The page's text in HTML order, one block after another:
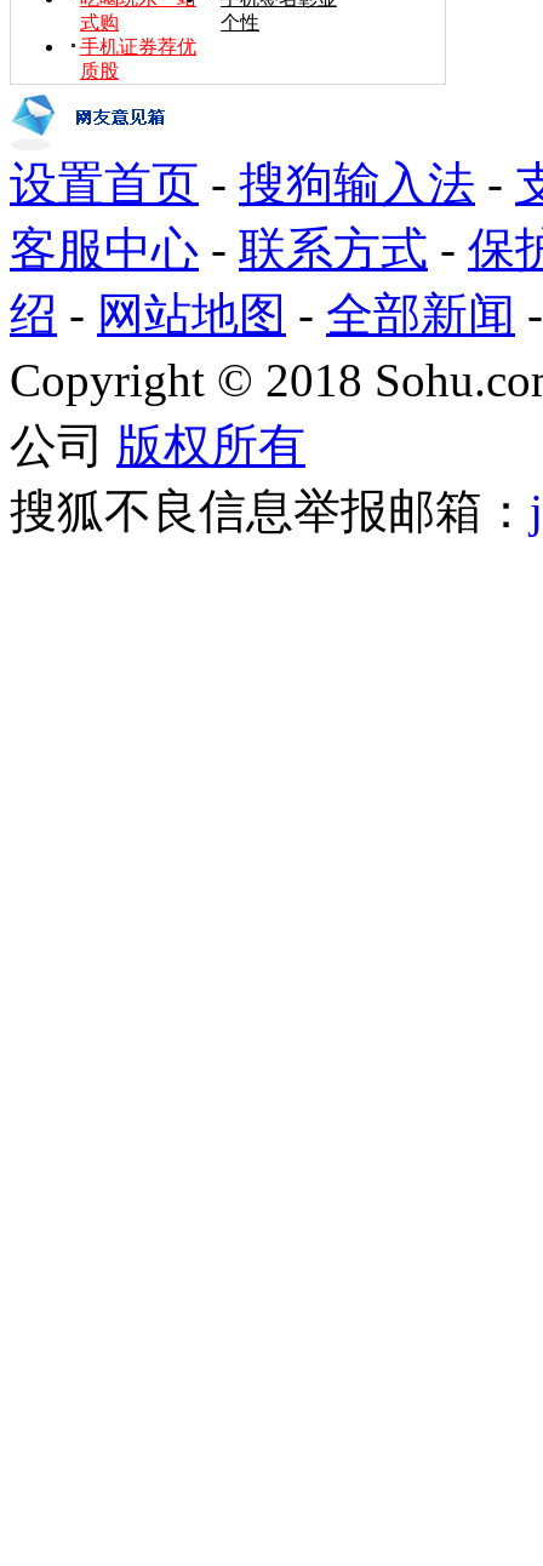
式购
个性
手机证券荐优
质股
设置首页 - 搜狗输入法 -
客服中心 - 联系方式 - 保
绍 - 网站地图 - 全部新闻
Copyright © 2018
公司 版权所有
搜狐不良信息举报邮箱：